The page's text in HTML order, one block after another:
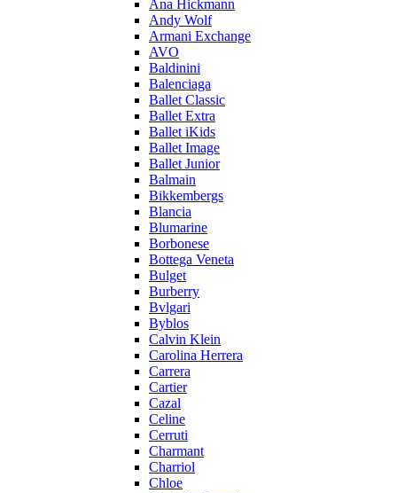
Ana Hickmann
Andy Wolf
Armani Exchange
AVO
Baldinini
Balenciaga
Ballet Classic
Ballet Extra
Ballet iKids
Ballet Image
Ballet Junior
Balmain
Bikkembergs
Blancia
Blumarine
Borbonese
Bottega Veneta
Bulget
Burberry
Bvlgari
Byblos
Calvin Klein
Carolina Herrera
Carrera
Cartier
Cazal
Celine
Cerruti
Charmant
Charriol
Chloe